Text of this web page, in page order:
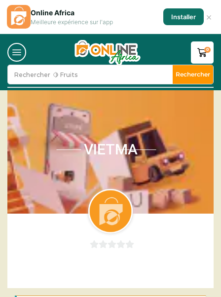
Rechercher 🍋 Fruits Rechercher
0
VIETMA
Online Africa
Meilleure expérience sur l'app
Installer ×